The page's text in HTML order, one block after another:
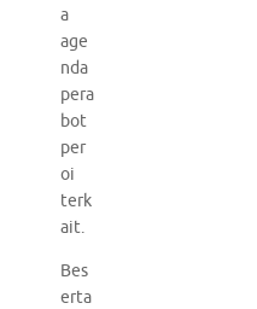
a
age
nda
pera
bot
per
oi
terk
ait.
Bes
erta